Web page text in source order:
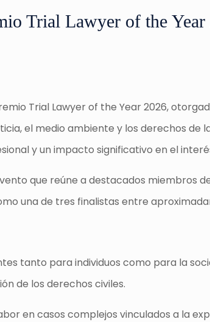
Trial Lawyer of the Year
Trial Lawyer of the Year 2026,
el medio ambiente y los derechos de
y un impacto significativo en el
que reúne a destacados miembros
una de tres finalistas entre
tanto para individuos como para la
de los derechos civiles.
en casos complejos vinculados a la